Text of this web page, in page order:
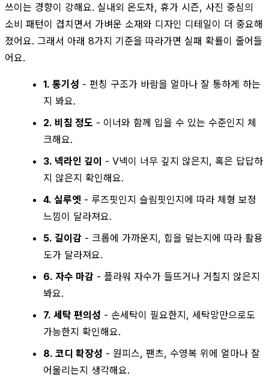
쓰이는 경향이 강해요. 실내외 온도차, 휴가 시즌, 사진 중심의
소비 패턴이 겹치면서 가벼운 소재와 디자인 디테일이 더 중요해
졌어요. 그래서 아래 8가지 기준을 따라가면 실패 확률이 줄어들
어요.
1. 통기성 - 펀칭 구조가 바람을 얼마나 잘 통하게 하는
지 봐요.
2. 비침 정도 - 이너와 함께 입을 수 있는 수준인지 체
크해요.
3. 넥라인 깊이 - V넥이 너무 깊지 않은지, 혹은 답답하
지 않은지 확인해요.
4. 실루엣 - 루즈핏인지 슬림핏인지에 따라 체형 보정
느낌이 달라져요.
5. 길이감 - 크롭에 가까운지, 힙을 덮는지에 따라 활용
도가 달라져요.
6. 자수 마감 - 플라워 자수가 들뜨거나 거칠지 않은지
봐요.
7. 세탁 편의성 - 손세탁이 필요한지, 세탁망만으로도
가능한지 확인해요.
8. 코디 확장성 - 원피스, 팬츠, 수영복 위에 얼마나 잘
어울리는지 생각해요.